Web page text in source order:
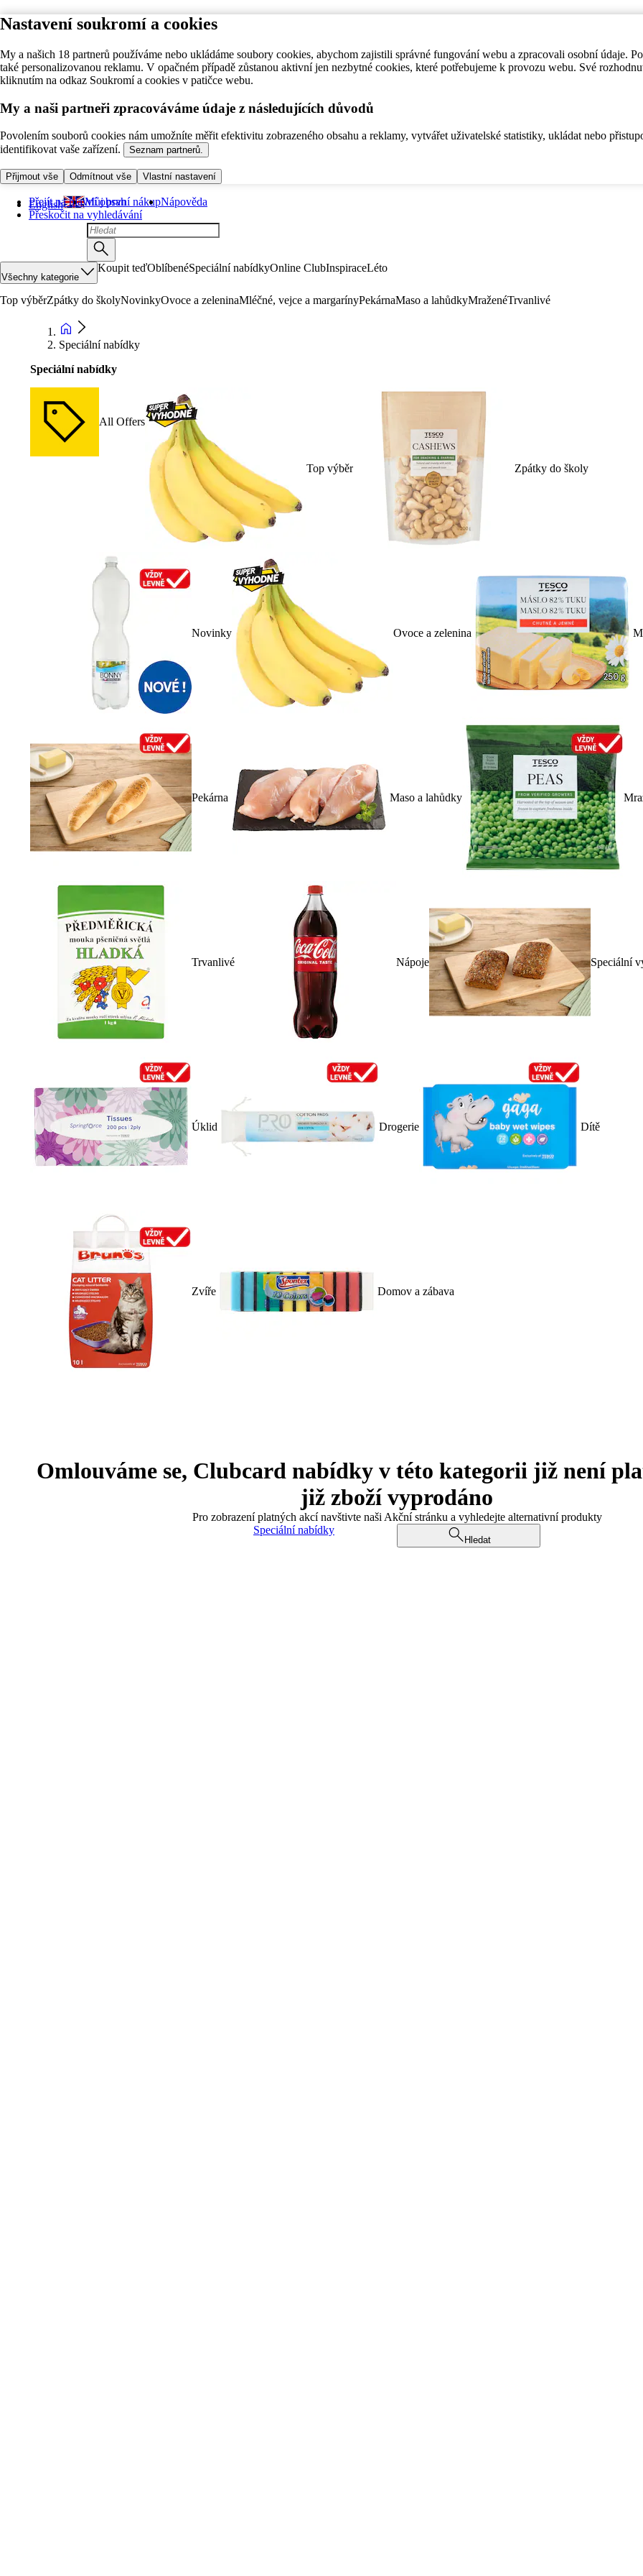
Nastavení soukromí a cookies
My a našich 18 partnerů používáme nebo ukládáme soubory cookies, abychom zajistili správné fungování webu a zpracovali osobní údaje.
také personalizovanou reklamu. V opačném případě zůstanou aktivní jen nezbytné cookies, které potřebujeme k provozu webu. Své
kliknutím na odkaz Soukromí a cookies v patičce webu.
My a naši partneři zpracováváme údaje z následujících důvodů
Povolením souborů cookies nám umožníte měřit efektivitu zobrazeného obsahu a reklamy, vytvářet uživatelské statistiky, ukládat nebo
identifikovat vaše zařízení.
Seznam partnerů.
Přijmout vše Odmítnout vše Vlastní nastavení
Přejít na hlavní obsah
Přeskočit na vyhledávání
English Můj první nákupNápověda
Všechny kategorie
Koupit teďOblíbenéSpeciální nabídkyOnline ClubInspiraceLéto
Top výběrZpátky do školyNovinkyOvoce a zeleninaMléčné, vejce a margarínyPekárnaMaso a lahůdkyMraženéTrvanlivé
Speciální nabídky
Speciální nabídky
All Offers
Top výběr Zpátky do školy
Novinky Ovoce a zelenina
Pekárna Maso a lahůdky
Trvanlivé Nápoje Speciální
Úklid Drogerie Dítě
Zvíře Domov a zábava
Omlouváme se, Clubcard nabídky v této kategorii již není
již zboží vyprodáno
Pro zobrazení platných akcí navštivte naši Akční stránku a vyhledejte alternativní produkty
Speciální nabídky
Hledat